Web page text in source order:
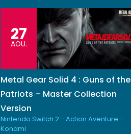
27
AOU.
Metal Gear Solid 4 : Guns of the
Patriots – Master Collection
Version
Nintendo Switch 2 - Action Aventure -
Konami